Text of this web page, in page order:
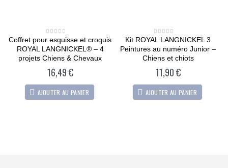
0
of
5
Coffret pour esquisse et croquis
ROYAL LANGNICKEL® – 4
projets Chiens & Chevaux
16,49€
AJOUTER AU PANIER
0
of
5
Kit ROYAL LANGNICKEL 3
Peintures au numéro Junior –
Chiens et chiots
11,90€
AJOUTER AU PANIER